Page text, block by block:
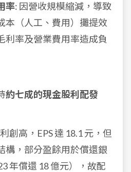
率: 因營收規模縮減，導致
本（人工、費用）攤提效
利率及營業費用率造成負
約七成的現金股利配發
創高，EPS 達 18.1 元，但
構，部分盈餘用於償還銀
年償還 18 億元），故配